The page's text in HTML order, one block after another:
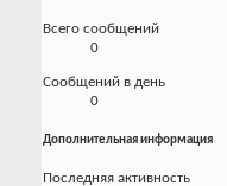
Всего сообщений
0
Сообщений в день
0
Дополнительная информация
Последняя активность